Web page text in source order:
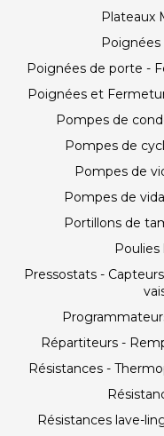
Plateaux
Poignées de porte -
Poignées et
Pompes de
Pompes de
Pompes de
Pompes de
Portillons de
Pressostats -
Répartiteurs -
Résistances -
Résistances lave-